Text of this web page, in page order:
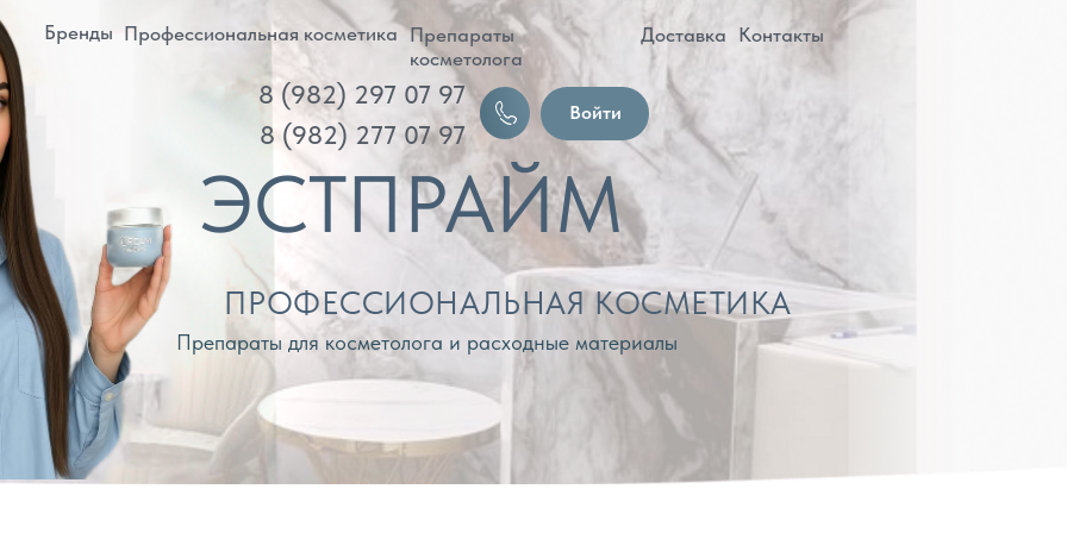
ЭСТПРАЙМ
Препараты для косметолога и расходные материалы
8 (982) 297 07 97
ПРОФЕССИОНАЛЬНАЯ КОСМЕТИКА
Профессиональная косметика Препараты
Контакты
Доставка
8 (982) 277 07 97
Войти